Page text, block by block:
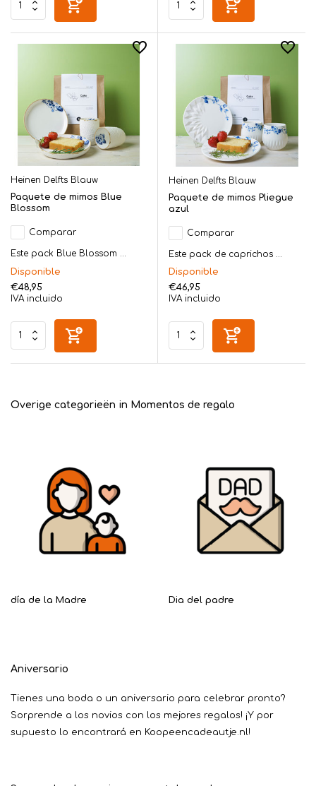
Heinen Delfts Blauw
Paquete de mimos Blue
Blossom
Comparar
Este pack Blue Blossom ...
Disponible
€48,95
IVA incluido
Heinen Delfts Blauw
Paquete de mimos Pliegue
azul
Comparar
Este pack de caprichos ...
Disponible
€46,95
IVA incluido
Overige categorieën in Momentos de regalo
día de la Madre Dia del padre
Aniversario
Tienes una boda o un aniversario para celebrar pronto?
Sorprende a los novios con los mejores regalos! ¡Y por
supuesto lo encontrará en Koopeencadeautje.nl!